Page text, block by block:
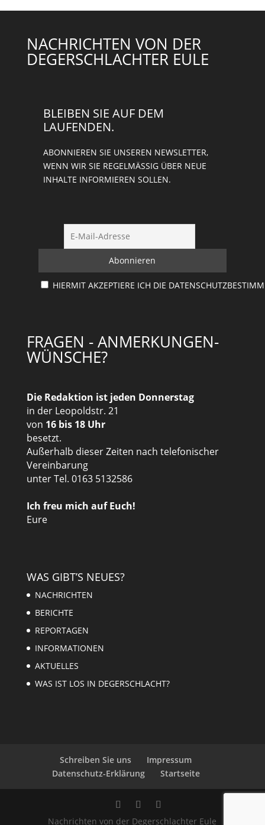
NACHRICHTEN VON DER
DEGERSCHLACHTER EULE
BLEIBEN SIE AUF DEM
LAUFENDEN.
ABONNIEREN SIE UNSEREN NEWSLETTER,
WENN WIR SIE REGELMÄSSIG ÜBER NEUE I
NHALTE INFORMIEREN SOLLEN.
HIERMIT AKZEPTIERE ICH DIE
FRAGEN - ANMERKUNGEN-
WÜNSCHE?
Die Redaktion ist jeden Donnerstag
in der Leopoldstr. 21
von 16 bis 18 Uhr
besetzt.
Außerhalb dieser Zeiten nach telefonischer
Vereinbarung
unter Tel. 0163 5132586
Ich freu mich auf Euch!
Eure
WAS GIBT’S NEUES?
NACHRICHTEN
BERICHTE
REPORTAGEN
INFORMATIONEN
AKTUELLES
WAS IST LOS IN DEGERSCHLACHT?
Schreiben Sie uns
Impressum
Datenschutz-Erklärung
Startseite
Nachrichten von der Degerschlachter Eule